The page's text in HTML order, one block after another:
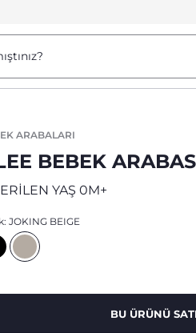
ARABALARI
BEBEK
YAŞ 0M+
JOKING BEIGE
BU ÜRÜNÜ